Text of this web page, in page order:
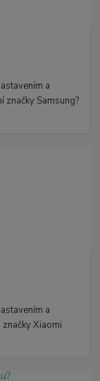
a
značky Samsung?
a
Xiaomi